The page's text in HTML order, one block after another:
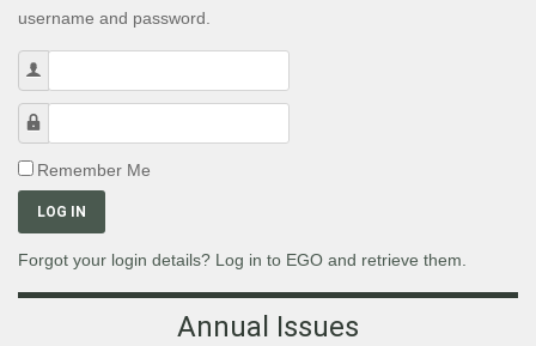
username and password.
Remember Me
LOG IN
Forgot your login details? Log in to EGO and retrieve them.
Annual Issues